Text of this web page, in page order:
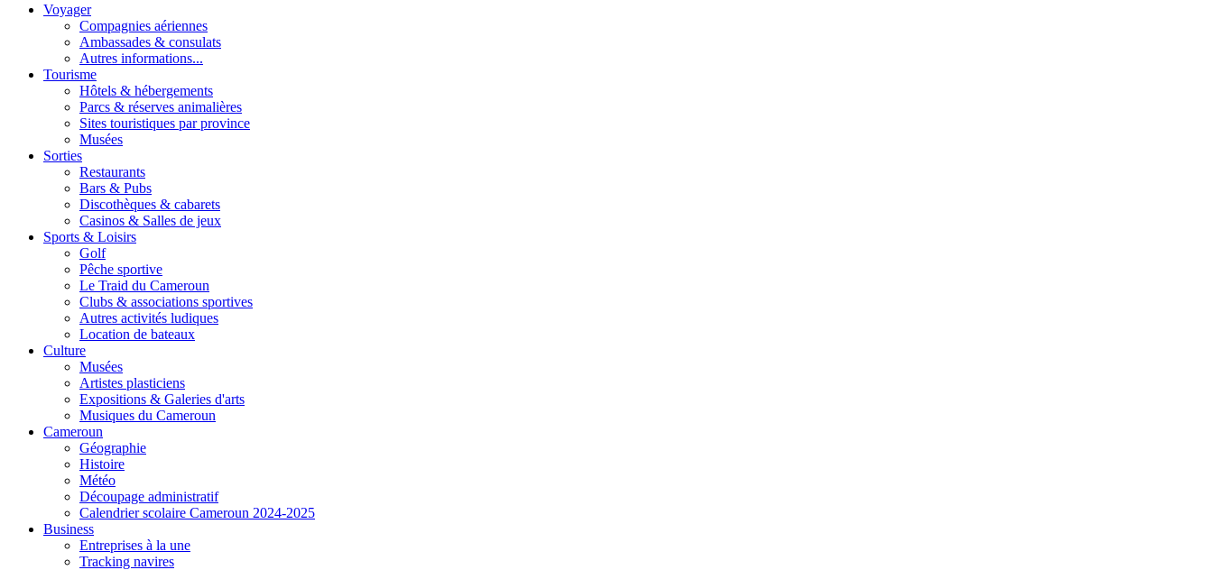
Voyager
Compagnies aériennes
Ambassades & consulats
Autres informations...
Tourisme
Hôtels & hébergements
Parcs & réserves animalières
Sites touristiques par province
Musées
Sorties
Restaurants
Bars & Pubs
Discothèques & cabarets
Casinos & Salles de jeux
Sports & Loisirs
Golf
Pêche sportive
Le Traid du Cameroun
Clubs & associations sportives
Autres activités ludiques
Location de bateaux
Culture
Musées
Artistes plasticiens
Expositions & Galeries d'arts
Musiques du Cameroun
Cameroun
Géographie
Histoire
Météo
Découpage administratif
Calendrier scolaire Cameroun 2024-2025
Business
Entreprises à la une
Tracking navires